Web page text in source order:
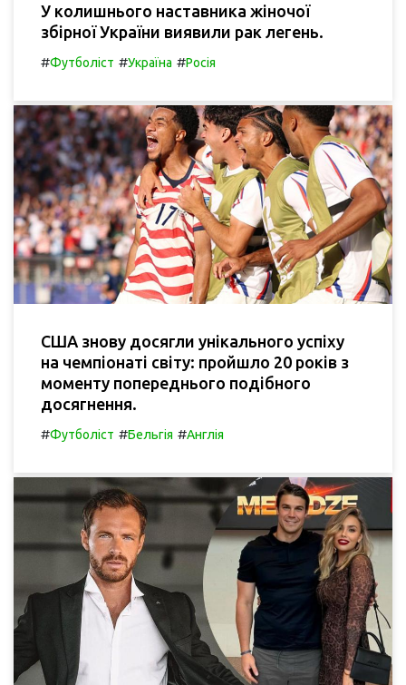
У колишнього наставника жіночої
збірної України виявили рак легень.
#Футболіст #Україна #Росія
США знову досягли унікального успіху
на чемпіонаті світу: пройшло 20 років з
моменту попереднього подібного
досягнення.
#Футболіст #Бельгія #Англія